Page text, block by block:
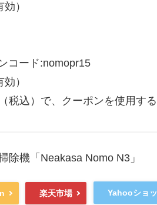
）
コード:nomopr15
）
税込）で、クーポンを使用す
除機「Neakasa Nomo N3」
楽天市場 Yahooショ